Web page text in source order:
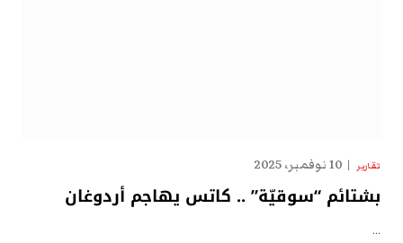
تقارير 10 نوفمبر، 2025
بشتائم “سوقيّة” .. كاتس يهاجم أردوغان
…